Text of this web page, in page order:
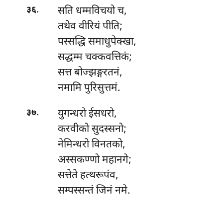
३६.
सति धम्मविचयो च,
तथेव वीरियं पीति;
पस्सद्धिसमाधुपेक्खा,
सद्धम्म चक्कवत्तिकं;
सत्त बोज्झङ्गरतनं,
नमामि पुरिसुत्तमं.
३७. युगन्धरोईसधरो,
करवीको सुदस्सनो;
नेमिन्धरो विनतको,
अस्सकण्णो महानगे;
सत्तेते हत्थरूपंव,
सम्पस्सन्तं जिनं नमे.